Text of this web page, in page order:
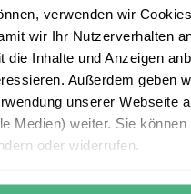
verwenden wir
wir Ihr Nutzerverhalten
die Inhalte und Anzeigen
Außerdem geben
unserer Webseite
Medien) weiter. Sie können
oder widerrufen.
kanada@erlebe.de